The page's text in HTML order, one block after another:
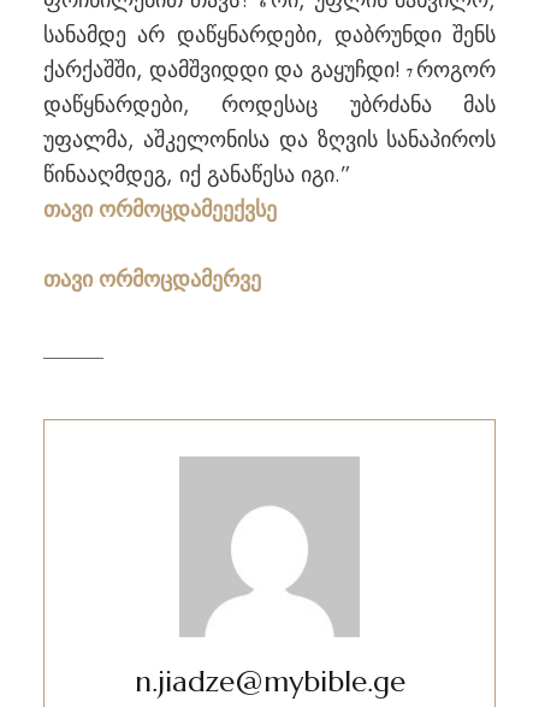
სანამდე არ დაწყნარდები, დაბრუნდი შენს
ქარქაშში, დამშვიდდი და გაყუჩდი! 7 როგორ
დაწყნარდები, როდესაც უბრძანა მას
უფალმა, აშკელონისა და ზღვის სანაპიროს
წინააღმდეგ, იქ განაწესა იგი.”
თავი ორმოცდამეექვსე
თავი ორმოცდამერვე
n.jiadze@mybible.ge